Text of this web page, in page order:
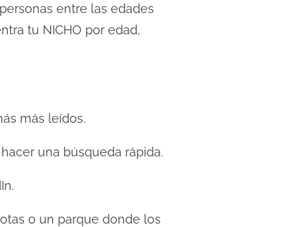
entre las edades
tu NICHO por edad,
más leídos.
una búsqueda rápida.
o un parque donde los